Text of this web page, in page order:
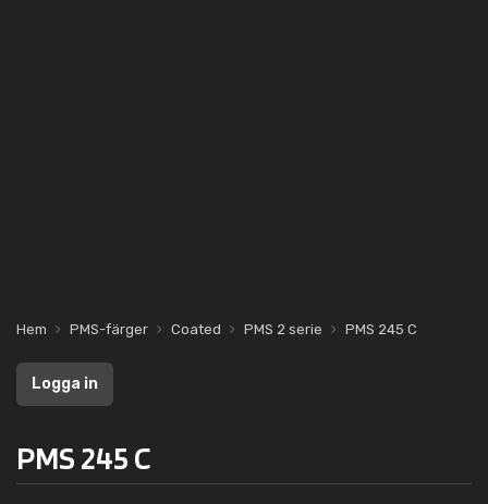
Hem PMS-färger Coated PMS 2 serie PMS 245 C
Logga in
PMS 245 C